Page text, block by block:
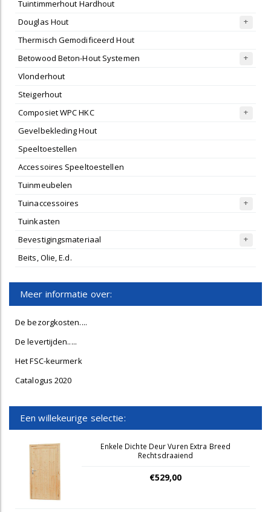
Tuintimmerhout Hardhout
Douglas Hout
Thermisch Gemodificeerd Hout
Betowood Beton-Hout Systemen
Vlonderhout
Steigerhout
Composiet WPC HKC
Gevelbekleding Hout
Speeltoestellen
Accessoires Speeltoestellen
Tuinmeubelen
Tuinaccessoires
Tuinkasten
Bevestigingsmateriaal
Beits, Olie, E.d.
Meer informatie over:
De bezorgkosten....
De levertijden.....
Het FSC-keurmerk
Catalogus 2020
Een willekeurige selectie:
Enkele Dichte Deur Vuren Extra Breed
Rechtsdraaiend
€529,00